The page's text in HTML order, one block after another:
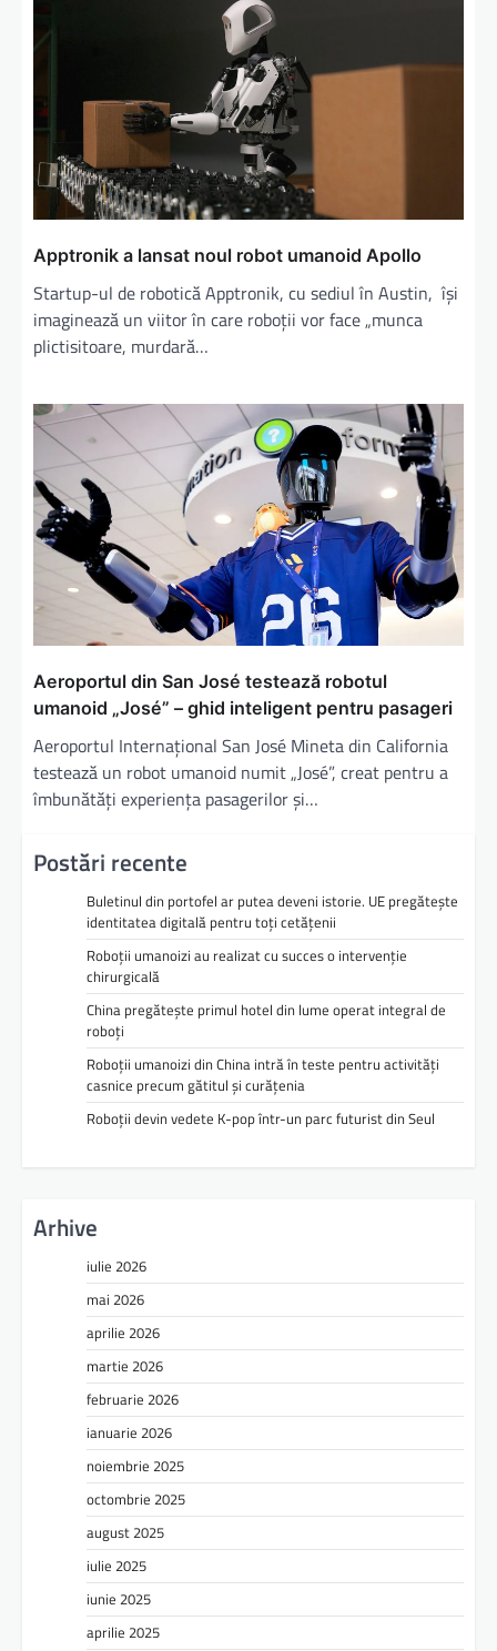
Apptronik a lansat noul robot umanoid Apollo
Startup-ul de robotică Apptronik, cu sediul în Austin, îşi
imaginează un viitor în care roboţii vor face „munca
plictisitoare, murdară…
Aeroportul din San José testează robotul
umanoid „José” – ghid inteligent pentru pasageri
Aeroportul Internațional San José Mineta din California
testează un robot umanoid numit „José”, creat pentru a
îmbunătăți experiența pasagerilor și…
Postări recente
Buletinul din portofel ar putea deveni istorie. UE pregătește
identitatea digitală pentru toți cetățenii
Roboții umanoizi au realizat cu succes o intervenție
chirurgicală
China pregătește primul hotel din lume operat integral de
roboți
Roboții umanoizi din China intră în teste pentru activități
casnice precum gătitul și curățenia
Roboții devin vedete K-pop într-un parc futurist din Seul
Arhive
iulie 2026
mai 2026
aprilie 2026
martie 2026
februarie 2026
ianuarie 2026
noiembrie 2025
octombrie 2025
august 2025
iulie 2025
iunie 2025
aprilie 2025